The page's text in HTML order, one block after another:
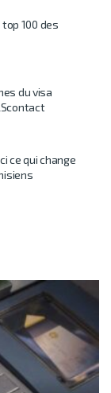
100 des
du visa
ce qui change